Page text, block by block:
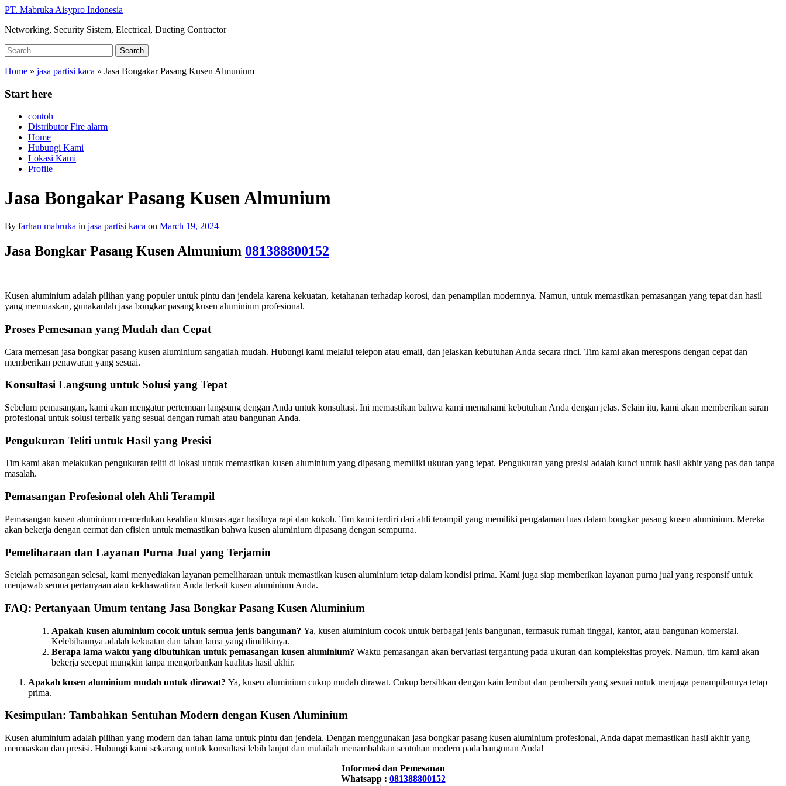
Skip
main
PT. Mabruka Aisypro Indonesia
Networking, Security Sistem, Electrical, Ducting Contractor
Search
for:
Search
Home » jasa partisi kaca » Jasa Bongakar Pasang Kusen Almunium
Start here
contoh
Distributor Fire alarm
Home
Hubungi Kami
Lokasi Kami
Profile
Jasa Bongakar Pasang Kusen Almunium
By farhan mabruka in jasa partisi kaca on March 19, 2024
Jasa Bongkar Pasang Kusen Almunium 081388800152
Kusen aluminium adalah pilihan yang populer untuk pintu dan jendela karena kekuatan, ketahanan terhadap korosi, dan penampilan modernnya. Namun, untuk memastikan pemasangan yang tepat dan hasil
yang memuaskan, gunakanlah jasa bongkar pasang kusen aluminium profesional.
Proses Pemesanan yang Mudah dan Cepat
Cara memesan jasa bongkar pasang kusen aluminium sangatlah mudah. Hubungi kami melalui telepon atau email, dan jelaskan kebutuhan Anda secara rinci. Tim kami akan merespons dengan cepat dan
memberikan penawaran yang sesuai.
Konsultasi Langsung untuk Solusi yang Tepat
Sebelum pemasangan, kami akan mengatur pertemuan langsung dengan Anda untuk konsultasi. Ini memastikan bahwa kami memahami kebutuhan Anda dengan jelas. Selain itu, kami akan memberikan saran
profesional untuk solusi terbaik yang sesuai dengan rumah atau bangunan Anda.
Pengukuran Teliti untuk Hasil yang Presisi
Tim kami akan melakukan pengukuran teliti di lokasi untuk memastikan kusen aluminium yang dipasang memiliki ukuran yang tepat. Pengukuran yang presisi adalah kunci untuk hasil akhir yang pas dan tanpa
masalah.
Pemasangan Profesional oleh Ahli Terampil
Pemasangan kusen aluminium memerlukan keahlian khusus agar hasilnya rapi dan kokoh. Tim kami terdiri dari ahli terampil yang memiliki pengalaman luas dalam bongkar pasang kusen aluminium. Mereka
akan bekerja dengan cermat dan efisien untuk memastikan bahwa kusen aluminium dipasang dengan sempurna.
Pemeliharaan dan Layanan Purna Jual yang Terjamin
Setelah pemasangan selesai, kami menyediakan layanan pemeliharaan untuk memastikan kusen aluminium tetap dalam kondisi prima. Kami juga siap memberikan layanan purna jual yang responsif untuk
menjawab semua pertanyaan atau kekhawatiran Anda terkait kusen aluminium Anda.
FAQ: Pertanyaan Umum tentang Jasa Bongkar Pasang Kusen Aluminium
Apakah kusen aluminium cocok untuk semua jenis bangunan? Ya, kusen aluminium cocok untuk berbagai jenis bangunan, termasuk rumah tinggal, kantor, atau bangunan komersial.
Kelebihannya adalah kekuatan dan tahan lama yang dimilikinya.
Berapa lama waktu yang dibutuhkan untuk pemasangan kusen aluminium? Waktu pemasangan akan bervariasi tergantung pada ukuran dan kompleksitas proyek. Namun, tim kami akan
bekerja secepat mungkin tanpa mengorbankan kualitas hasil akhir.
Apakah kusen aluminium mudah untuk dirawat? Ya, kusen aluminium cukup mudah dirawat. Cukup bersihkan dengan kain lembut dan pembersih yang sesuai untuk menjaga penampilannya tetap
prima.
Kesimpulan: Tambahkan Sentuhan Modern dengan Kusen Aluminium
Kusen aluminium adalah pilihan yang modern dan tahan lama untuk pintu dan jendela. Dengan menggunakan jasa bongkar pasang kusen aluminium profesional, Anda dapat memastikan hasil akhir yang
memuaskan dan presisi. Hubungi kami sekarang untuk konsultasi lebih lanjut dan mulailah menambahkan sentuhan modern pada bangunan Anda!
Informasi dan Pemesanan
Whatsapp : 081388800152